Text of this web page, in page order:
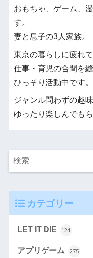
おもちゃ、ゲーム、
す。
妻と息子の3人家族。
東京の暮らしに疲れ
仕事・育児の合間を
ひっそり活動中です。
ジャンル問わずの趣
ゆったり楽しんでも
カテゴリー
LET IT DIE 124
アプリゲーム 275